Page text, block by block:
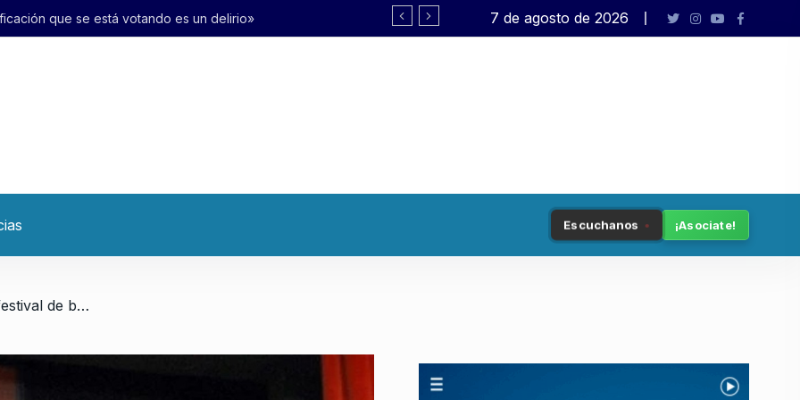
es un delirio» Pagano: «El presidente no está en sus
7 de agosto de 2026
Escuchanos ¡Asociate!
/ «El gobierno sigue en su festival de bonos y endeudando a la Argentina»